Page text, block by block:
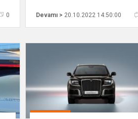
0 Devamı > 20.10.2022 14:50:00